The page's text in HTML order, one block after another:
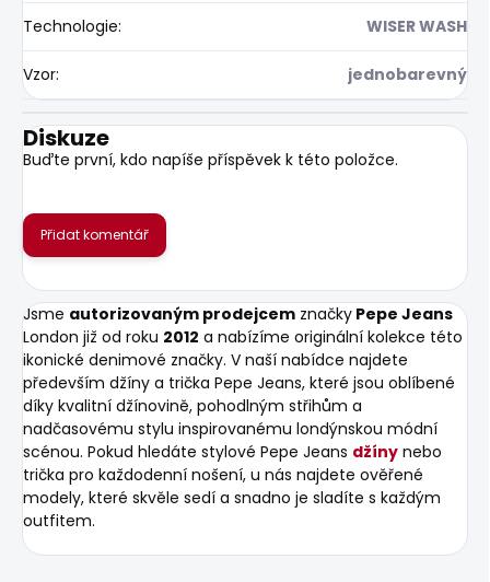
Technologie: WISER WASH
Vzor: jednobarevný
Diskuze
Buďte první, kdo napíše příspěvek k této položce.
Přidat komentář
Jsme autorizovaným prodejcem značky Pepe Jeans
London již od roku 2012 a nabízíme originální kolekce této
ikonické denimové značky. V naší nabídce najdete
především džíny a trička Pepe Jeans, které jsou oblíbené
díky kvalitní džínovině, pohodlným střihům a
nadčasovému stylu inspirovanému londýnskou módní
scénou. Pokud hledáte stylové Pepe Jeans džíny nebo
trička pro každodenní nošení, u nás najdete ověřené
modely, které skvěle sedí a snadno je sladíte s každým
outfitem.